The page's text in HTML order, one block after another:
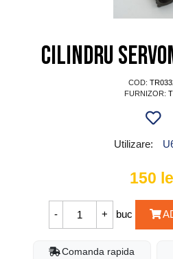
Cilindru
COD:
FURNIZOR:
Utilizare:
150
buc
Comanda rapida